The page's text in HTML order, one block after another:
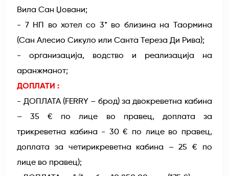
Вила Сан Џовани;
- 7 НП во хотел со 3* во близина на Таормина
(Сан Алесио Сикуло или Санта Тереза Ди Рива);
- организација, водство и реализација на
аранжманот;
ДОПЛАТИ :
- ДОПЛАТА (FERRY – брод) за двокреветна кабина
– 35 € по лице во правец, доплата за
трикреветна кабина - 30 € по лице во правец,
доплата за четирикреветна кабина – 25 € по
лице во правец);